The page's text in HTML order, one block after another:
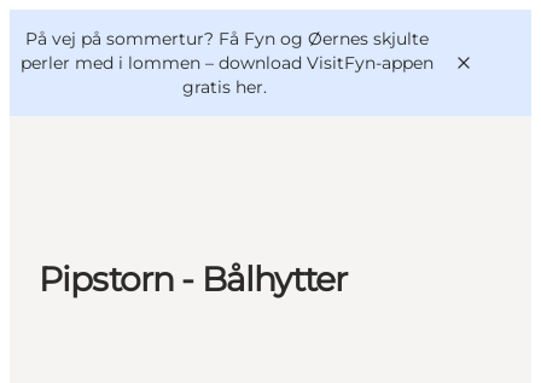
På vej på sommertur? Få Fyn og Øernes skjulte
perler med i lommen – download VisitFyn-appen
gratis her.
Oplevelser
Outdoor
VisitFyn
Deutsch
Pipstorn - Bålhytter